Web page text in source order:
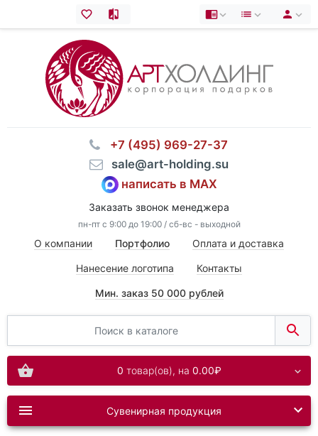
⠀+7 (495) 969-27-37
⠀sale@art-holding.su
написать в MAX
Заказать звонок менеджера
пн-пт с 9:00 до 19:00 / сб-вс - выходной
О компании Портфолио Оплата и доставка
Нанесение логотипа Контакты
Мин. заказ 50 000 рублей
0 товар(ов), на 0.00₽
Сувенирная продукция